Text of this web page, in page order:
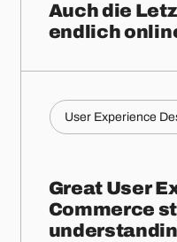
Auch die
endlich
User Experience
Great User
Commerce